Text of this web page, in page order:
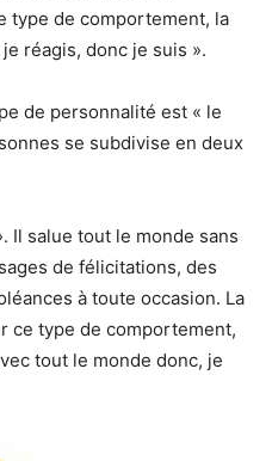
type de comportement, la
réagis, donc je suis ».
de personnalité est « le
se subdivise en deux
Il salue tout le monde sans
de félicitations, des
à toute occasion. La
ce type de comportement,
tout le monde donc, je